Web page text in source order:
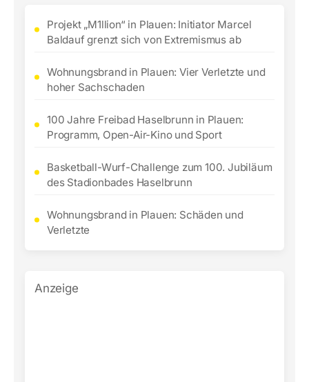
Projekt „M1llion“ in Plauen: Initiator Marcel
Baldauf grenzt sich von Extremismus ab
Wohnungsbrand in Plauen: Vier Verletzte und
hoher Sachschaden
100 Jahre Freibad Haselbrunn in Plauen:
Programm, Open-Air-Kino und Sport
Basketball-Wurf-Challenge zum 100. Jubiläum
des Stadionbades Haselbrunn
Wohnungsbrand in Plauen: Schäden und
Verletzte
Anzeige